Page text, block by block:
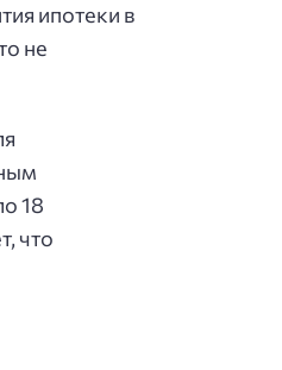
ипотеки в
не
18
что